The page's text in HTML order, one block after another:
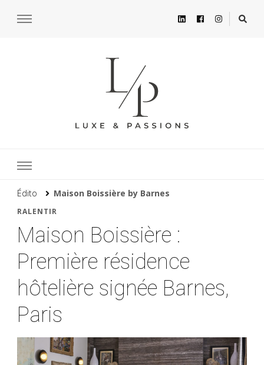
Édito Maison Boissière by Barnes
RALENTIR
Maison Boissière :
Première résidence
hôtelière signée Barnes,
Paris